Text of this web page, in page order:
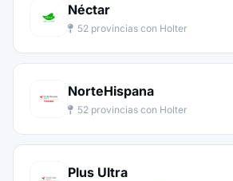
Néctar
52 provincias con Holter
NorteHispana
52 provincias con Holter
Plus Ultra